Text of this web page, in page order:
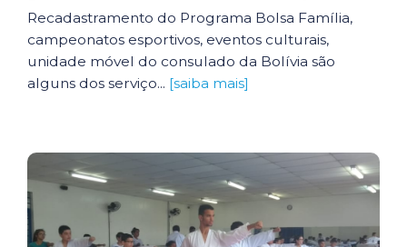
Recadastramento do Programa Bolsa Família,
campeonatos esportivos, eventos culturais,
unidade móvel do consulado da Bolívia são
alguns dos serviço... [saiba mais]